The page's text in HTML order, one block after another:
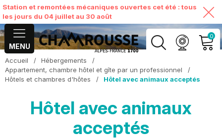
Station et remontées mécaniques ouvertes cet été : tous
les jours du 04 juillet au 30 août
MENU
0
Accueil / Hébergements
/
Appartement, chambre hôtel et gîte par un professionnel
/
Hôtels et chambres d'hôtes
/ Hôtel avec animaux acceptés
Hôtel avec animaux
acceptés